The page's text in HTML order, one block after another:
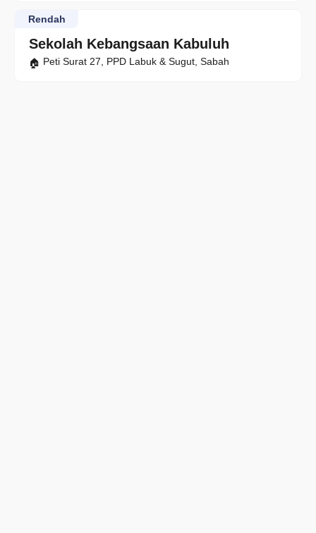
Sekolah Kebangsaan Kabuluh
Rendah
Peti Surat 27, PPD Labuk & Sugut, Sabah